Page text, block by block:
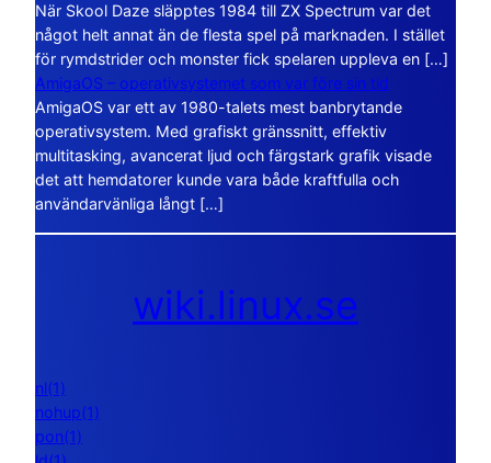
När Skool Daze släpptes 1984 till ZX Spectrum var det
något helt annat än de flesta spel på marknaden. I stället
för rymdstrider och monster fick spelaren uppleva en […]
AmigaOS – operativsystemet som var före sin tid
AmigaOS var ett av 1980-talets mest banbrytande
operativsystem. Med grafiskt gränssnitt, effektiv
multitasking, avancerat ljud och färgstark grafik visade
det att hemdatorer kunde vara både kraftfulla och
användarvänliga långt […]
wiki.linux.se
nl(1)
nohup(1)
pon(1)